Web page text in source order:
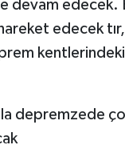
devam edecek.
edecek
depremzede